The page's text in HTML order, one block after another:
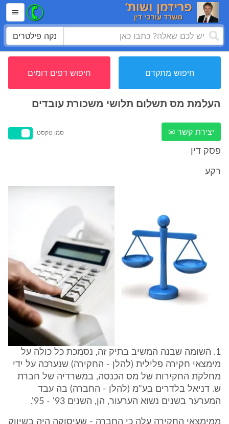
נקה פילטרים
חיפוש מתקדם חיפוש דפים דומים
העלמת מס תשלום תלושי משכורת עובדים
יצירת קשר ✉ סמן טקסט
פסק דין
רקע
1. השומה שבנה המשיב בתיק זה, נסמכת כל כולה על
מימצאי חקירה פלילית (להלן - החקירה) שנערכה על ידי
מחלקת החקירות של מס הכנסה, במשרדיה של חברת
ש. דניאל בלדרים בע"מ (להלן - החברה) בה עבד
המערער בשנים נשוא הערעור, הן, השנים 93' - 95'.
ממימצאי החקירה עלה כי החברה - שעיסוקה היה בשיווק